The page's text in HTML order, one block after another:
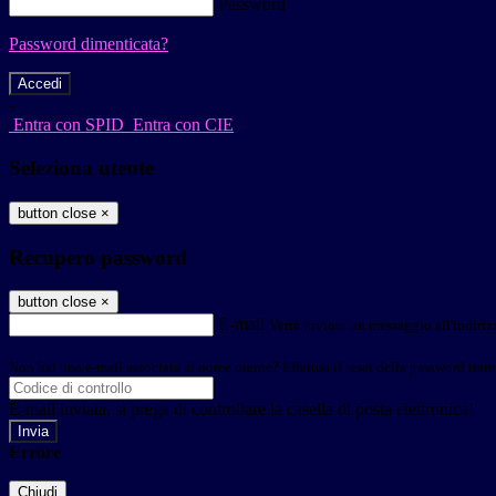
Password
Password dimenticata?
-
Entra con SPID Entra con CIE
Seleziona utente
button close ×
Recupero password
button close ×
E-mail Verrà inviato un messaggio
Non hai una e-mail associata al nome utente? Effettua il reset della password
E-mail inviata, si prega di controllare la casella di posta elettronica!
Errore
Chiudi